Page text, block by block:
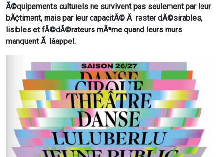
Ã©quipements culturels ne survivent pas seulement par leur
bÃ¢timent, mais par leur capacitÃ© Ã rester dÃ©sirables,
lisibles et fÃ©dÃ©rateurs mÃªme quand leurs murs
manquent Ã lâappel.